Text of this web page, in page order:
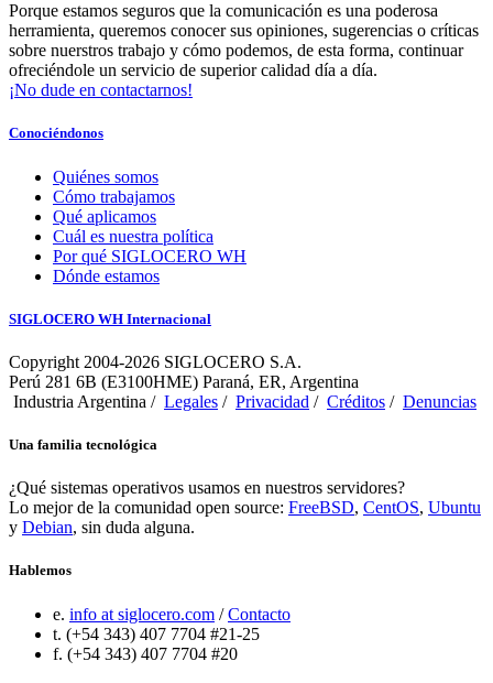
Porque estamos seguros que la comunicación es una poderosa
herramienta, queremos conocer sus opiniones, sugerencias o críticas
sobre nuerstros trabajo y cómo podemos, de esta forma, continuar
ofreciéndole un servicio de superior calidad día a día.
¡No dude en contactarnos!
Conociéndonos
Quiénes somos
Cómo trabajamos
Qué aplicamos
Cuál es nuestra política
Por qué SIGLOCERO WH
Dónde estamos
SIGLOCERO WH Internacional
Copyright 2004-2026 SIGLOCERO S.A.
Perú 281 6B (E3100HME) Paraná, ER, Argentina
Industria Argentina / Legales / Privacidad / Créditos / Denuncias
Una familia tecnológica
¿Qué sistemas operativos usamos en nuestros servidores?
Lo mejor de la comunidad open source: FreeBSD, CentOS, Ubuntu
y Debian, sin duda alguna.
Hablemos
e. info at siglocero.com /Contacto
t. (+54 343) 407 7704 #21-25
f. (+54 343) 407 7704 #20